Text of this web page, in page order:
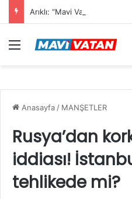
Arıklı: “Mavi Vatan”dan
Menü
Anasayfa / MANŞETLER
Rusya’dan
iddiası!
tehlikede mi?